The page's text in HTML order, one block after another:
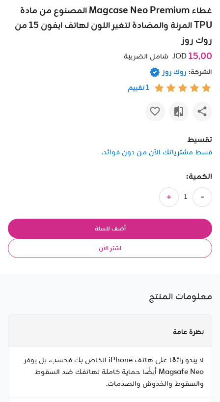
غطاء Magcase Neo Premium المصنوع من مادة
TPU المرنة والمضادة لتغير اللون لهاتف ايفون 15 من
روك روز
15٫00
شامل الضريبة
الشركة: روك روز
1 تقييم
تقسيط
قسط مشترياتك الآن من دون فوائد.
الكمية:
أضف للسلة
اشتر الآن
معلومات المنتج
نظرة عامة
لا يبدو رائعًا على هاتف iPhone الخاص بك فحسب، بل يوفر
Magsafe Neo أيضًا حماية كاملة لهاتفك ضد السقوط
والسقوط والخدوش والصدمات.